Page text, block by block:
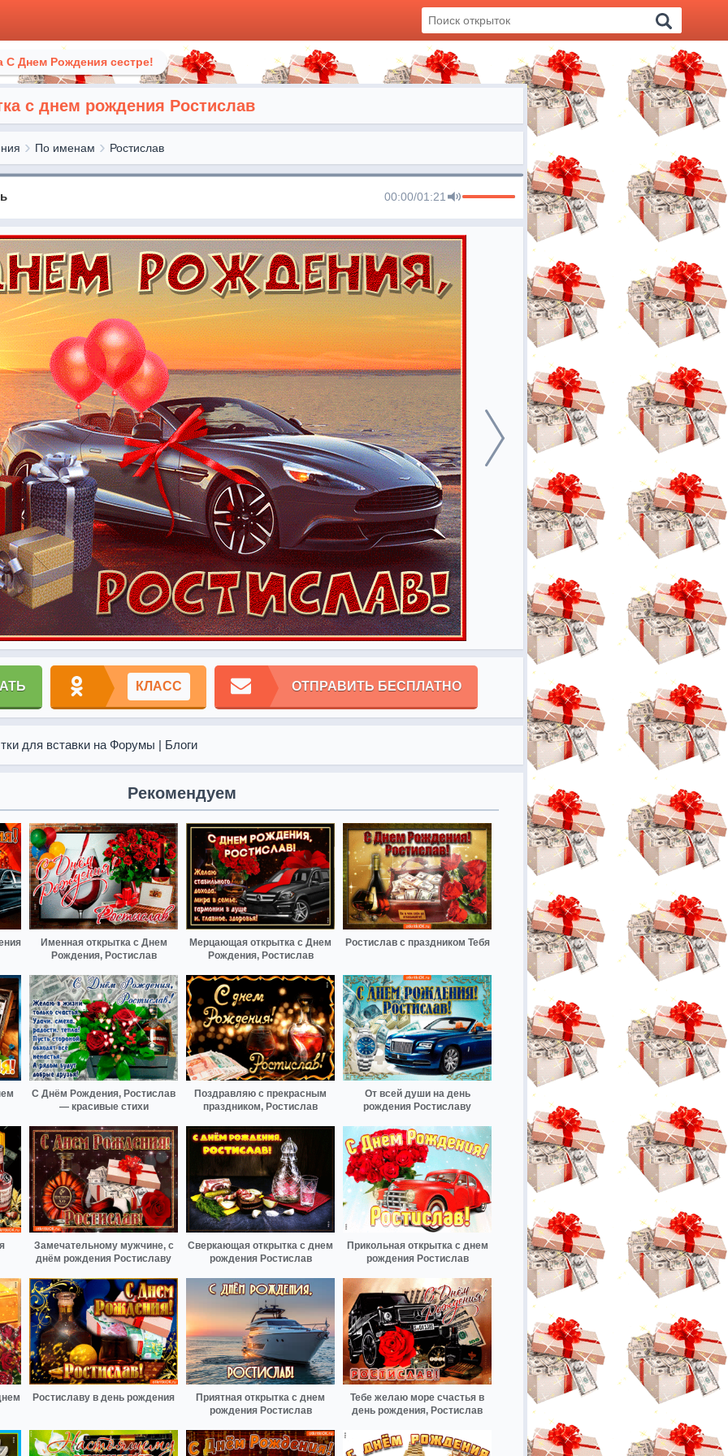
С Днем Рождения сестре!
с днем рождения Ростислав
По именам Ростислав
00:00/01:21
КЛАСС ОТПРАВИТЬ БЕСПЛАТНО
для вставки на Форумы | Блоги
Рекомендуем
Именная открытка с Днем
Рождения, Ростислав
Мерцающая открытка с Днем
Рождения, Ростислав
Ростислав с праздником Тебя
С Днём Рождения, Ростислав
— красивые стихи
Поздравляю с прекрасным
праздником, Ростислав
От всей души на день
рождения Ростиславу
Замечательному мужчине, с
днём рождения Ростиславу
Сверкающая открытка с днем
рождения Ростислав
Прикольная открытка с днем
рождения Ростислав
Ростиславу в день рождения
Приятная открытка с днем
рождения Ростислав
Тебе желаю море счастья в
день рождения, Ростислав